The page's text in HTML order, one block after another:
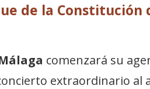
de la Constitución
comenzará su
extraordinario al